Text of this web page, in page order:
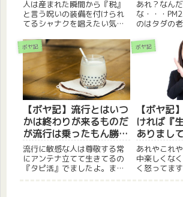
人は産まれた瞬間から『税』
と言う呪いの装備を付けられ
てるシャナクを唱えたい気分
活をしていく中で切っても切
れないもの、それが『税金』
です。とにかく何やるにした
って税金がついて回ります。
正に『呪いの装備』と同じで
す。し...
あれ？なん
な・・・
のはタダの
こ数年は地
雨じゃと大
気にずーっ
のがある。
るものだ。
ボヤ記
【ボヤ記】流行とはいつ
かは終わりが来るものだ
が流行は乗ったもん勝ち
だって話
流行に敏感な人は尊敬する常
にアンテナ立てて生きてるの
『タピ活』でましたよ。また
ボヤ記
【ボヤ記
ければ『
ありまし
あれやこれ
中楽しくな
く怒ってま